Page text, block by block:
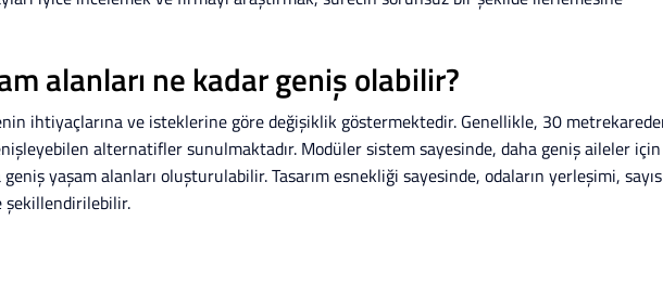
alanları ne kadar geniş olabilir?
ihtiyaçlarına ve isteklerine göre değişiklik göstermektedir. Genellikle, 30
alternatifler sunulmaktadır. Modüler sistem sayesinde, daha geniş aileler için
yaşam alanları oluşturulabilir. Tasarım esnekliği sayesinde, odaların yerleşimi,
şekillendirilebilir.